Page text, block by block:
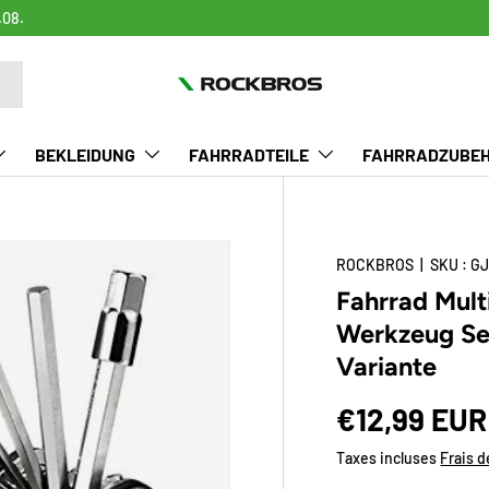
BEKLEIDUNG FAHRRADTEILE
ROCKBROS |SKU :
Fahrrad
Werkzeug
Variante
Prix
€12,99 EUR
Taxes incluses Frais